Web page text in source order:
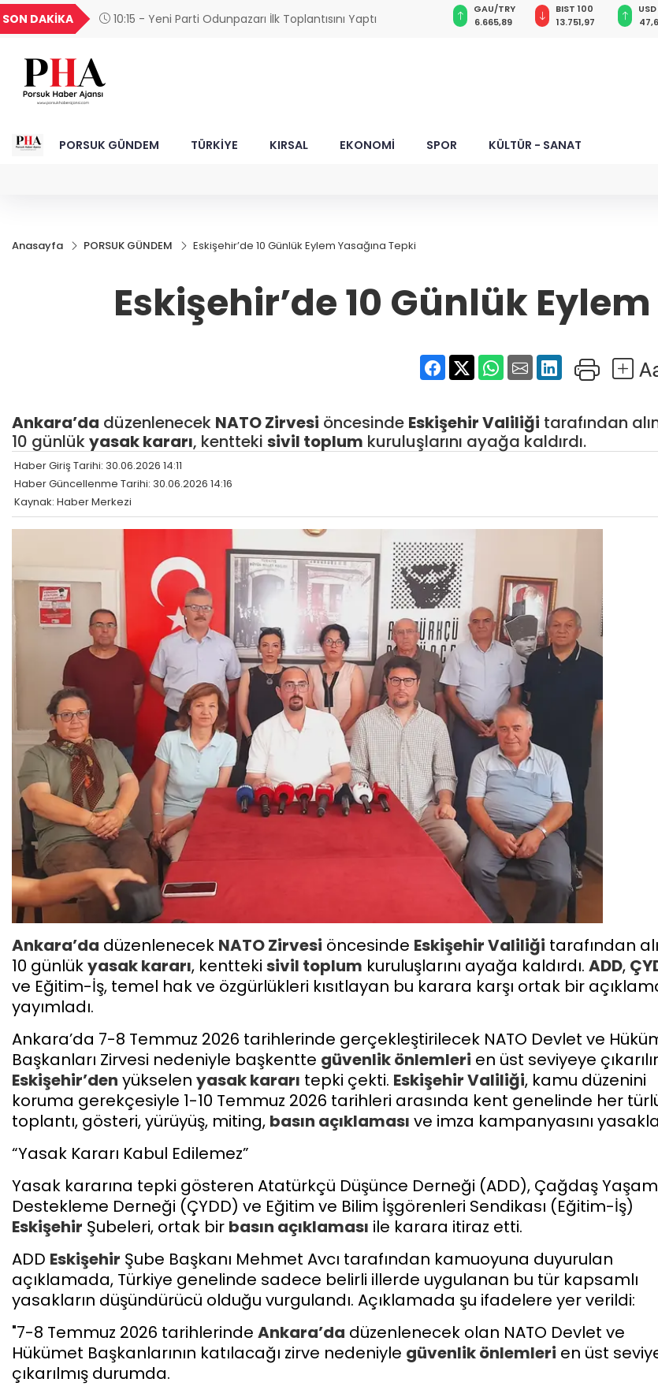
SON DAKİKA
15:02 - 6 milyon emekliyi ilgilendiriyor... Emekli aylığı fark
GEL
18,2404
16,2406
27,9743
0,0018
BIST 100
13.751,97
USD
47,6987
EUR
PORSUK GÜNDEM TÜRKİYE KIRSAL EKONOMİ SPOR KÜLTÜR - SANAT
Anasayfa PORSUK GÜNDEM Eskişehir’de 10 Günlük Eylem Yasağına Tepki
Eskişehir’de 10 Günlük
Ankara’da düzenlenecek NATO Zirvesi öncesinde EskişehirValiliği tarafından
10 günlükyasak kararı, kentteki sivil toplum kuruluşlarını ayağa kaldırdı.
Haber Giriş Tarihi: 30.06.2026 14:11
Haber Güncellenme Tarihi: 30.06.2026 14:16
Kaynak: Haber Merkezi
Ankara’da düzenlenecek NATO Zirvesi öncesinde EskişehirValiliği tarafından
10 günlükyasak kararı, kentteki sivil toplum kuruluşlarını ayağa kaldırdı. ADD,
ve Eğitim-İş, temel hak ve özgürlükleri kısıtlayan bu karara karşı ortak bir
yayımladı.
​Ankara’da 7-8 Temmuz 2026 tarihlerinde gerçekleştirilecek NATO Devlet ve
Başkanları Zirvesi nedeniyle başkentte güvenlik önlemleri en üst seviyeye
Eskişehir’den yükselen yasak kararı tepki çekti. EskişehirValiliği, kamu düzenini
koruma gerekçesiyle 1-10 Temmuz 2026 tarihleri arasında kent genelinde her
toplantı, gösteri, yürüyüş, miting, basın açıklaması ve imza kampanyasını
​“Yasak Kararı Kabul Edilemez”
​Yasak kararına tepki gösteren Atatürkçü Düşünce Derneği (ADD), Çağdaş
Destekleme Derneği (ÇYDD) ve Eğitim ve Bilim İşgörenleri Sendikası (Eğitim-İş)
Eskişehir Şubeleri, ortak bir basın açıklaması ile karara itiraz etti.
​ADD Eskişehir Şube Başkanı Mehmet Avcı tarafından kamuoyuna duyurulan
açıklamada, Türkiye genelinde sadece belirli illerde uygulanan bu tür kapsamlı
yasakların düşündürücü olduğu vurgulandı. Açıklamada şu ifadelere yer verildi:
​"7-8 Temmuz 2026 tarihlerinde Ankara’da düzenlenecek olan NATO Devlet ve
Hükümet Başkanlarının katılacağı zirve nedeniyle güvenlik önlemleri en üst
çıkarılmış durumda.